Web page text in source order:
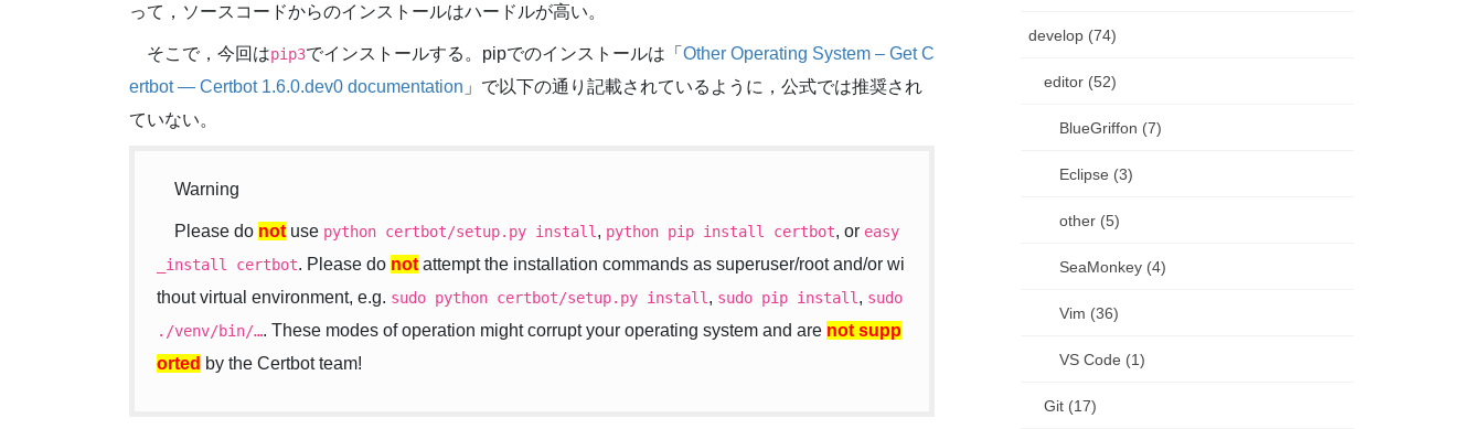
って，ソースコードからのインストールはハードルが高い。
そこで，今回はpip3でインストールする。pipでのインストールは「 Other Operating System – Get C
ertbot — Certbot 1.6.0.dev0 documentation 」で以下の通り記載されているように，公式では推奨され
ていない。
Warning
Please do not use python certbot/setup.py install , python pip install certbot, or easy
_install
certbot. Please do not attempt the installation commands as superuser/root and/or wi
thout virtual environment, e.g. sudo python certbot/setup.py install , sudo pip install , sudo
./venv/bin/…. These modes of operation might corrupt your operating system and are not supp
orted by the Certbot team!
develop (74)
editor (52)
BlueGriffon (7)
Eclipse (3)
other (5)
SeaMonkey (4)
Vim (36)
VS Code (1)
Git (17)